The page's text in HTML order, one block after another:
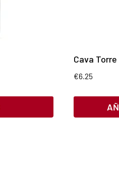
Cava
€6.25